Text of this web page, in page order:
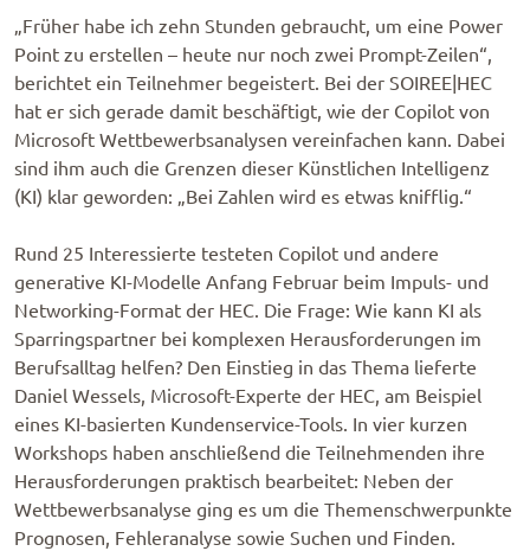
„Früher habe ich zehn Stunden gebraucht, um eine Power
Point zu erstellen – heute nur noch zwei Prompt-Zeilen“,
berichtet ein Teilnehmer begeistert. Bei der SOIREE|HEC
hat er sich gerade damit beschäftigt, wie der Copilot von
Microsoft Wettbewerbsanalysen vereinfachen kann. Dabei
sind ihm auch die Grenzen dieser Künstlichen Intelligenz
(KI) klar geworden: „Bei Zahlen wird es etwas knifflig.“
Rund 25 Interessierte testeten Copilot und andere
generative KI-Modelle Anfang Februar beim Impuls- und
Networking-Format der HEC. Die Frage: Wie kann KI als
Sparringspartner bei komplexen Herausforderungen im
Berufsalltag helfen? Den Einstieg in das Thema lieferte
Daniel Wessels, Microsoft-Experte der HEC, am Beispiel
eines KI-basierten Kundenservice-Tools. In vier kurzen
Workshops haben anschließend die Teilnehmenden ihre
Herausforderungen praktisch bearbeitet: Neben der
Wettbewerbsanalyse ging es um die Themenschwerpunkte
Prognosen, Fehleranalyse sowie Suchen und Finden.